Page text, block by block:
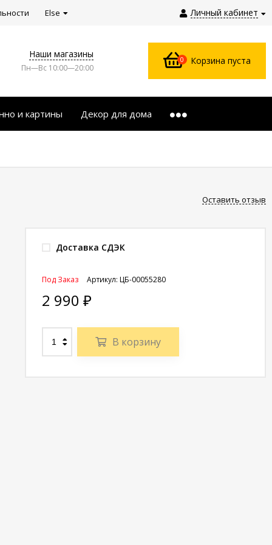
Личный кабинет
Else
Наши магазины
Пн—Вс 10:00—20:00
0 Корзина пуста
и картины Декор для дома
Оставить отзыв
Доставка СДЭК
Артикул: ЦБ-00055280
Под Заказ
2 990 ₽
В корзину